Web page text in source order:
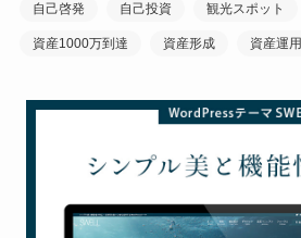
自己啓発 自己投資 観光スポット
資産1000万到達 資産形成 資産運用